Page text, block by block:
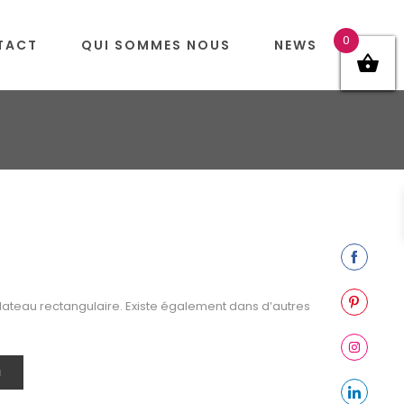
QUI SOMMES NOUS NEWS
rectangulaire. Existe également dans d’autres
0
on
Facebook
on
Pinterest
on